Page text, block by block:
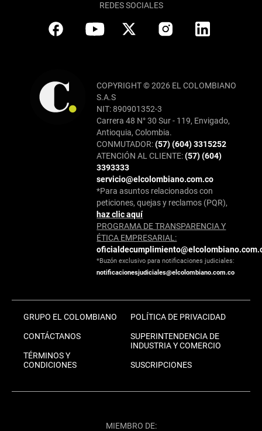
REDES SOCIALES
COPYRIGHT © 2026 EL COLOMBIANO
S.A.S
NIT: 890901352-3
Carrera 48 N° 30 Sur - 119, Envigado,
Antioquia, Colombia.
CONMUTADOR:(57) (604) 3315252
ATENCIÓN AL CLIENTE:(57) (604)
3393333
servicio@elcolombiano.com.co
*Para asuntos relacionados con
peticiones, quejas y reclamos (PQR),
haz clic aquí
PROGRAMA DE TRANSPARENCIA Y
ÉTICA EMPRESARIAL:
*Buzón exclusivo para notificaciones judiciales:
notificacionesjudiciales@elcolombiano.com.co
GRUPO EL COLOMBIANO
CONTÁCTANOS
TÉRMINOS Y
CONDICIONES
POLÍTICA DE PRIVACIDAD
SUPERINTENDENCIA DE
INDUSTRIA Y COMERCIO
SUSCRIPCIONES
MIEMBRO DE: